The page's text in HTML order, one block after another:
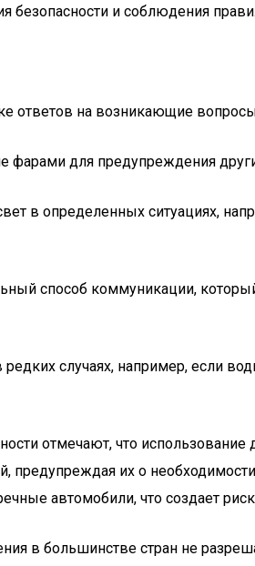
безопасности и соблюдения
на возникающие
фарами для предупреждения
в определенных ситуациях,
способ коммуникации,
случаях, например, если
отмечают, что
предупреждая их о
автомобили, что создает
в большинстве стран не